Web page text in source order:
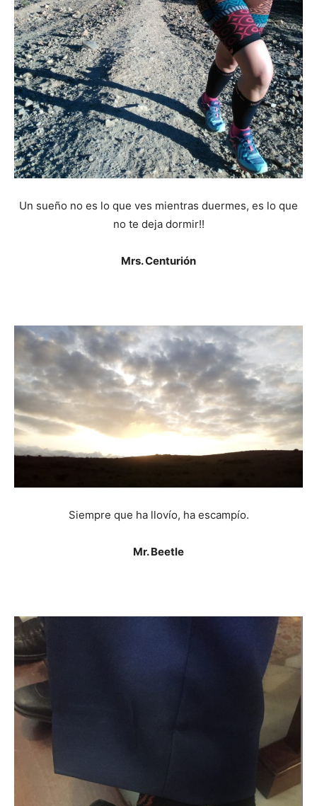
Un sueño no es lo que ves mientras duermes, es lo que
no te deja dormir!!
Mrs. Centurión
Siempre que ha llovío, ha escampío.
Mr. Beetle